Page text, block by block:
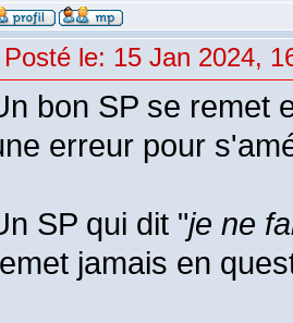
Posté le: 15 Jan 2024,
bon SP se remet
erreur pour
SP qui dit "je ne
jamais en